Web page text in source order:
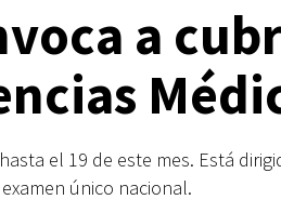
a
el 19 de este mes. Está
único nacional.